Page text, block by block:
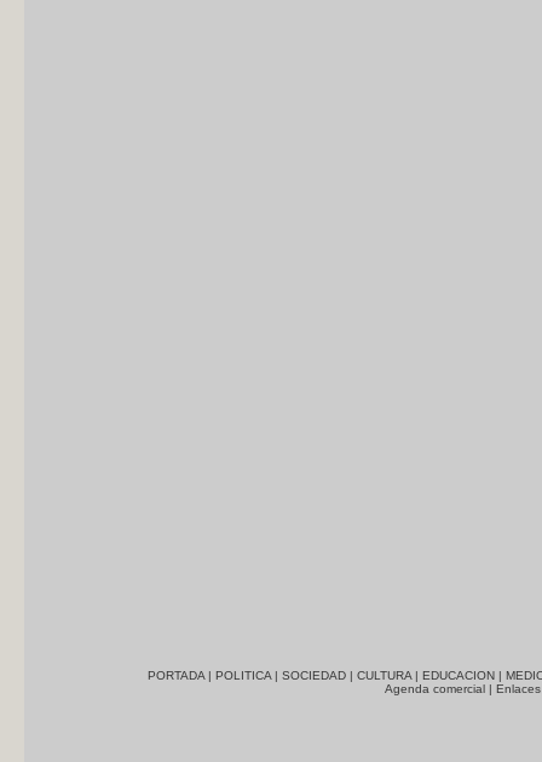
PORTADA | POLITICA | SOCIEDAD | CULTURA | EDUCACION |
Agenda comercial |Enlaces